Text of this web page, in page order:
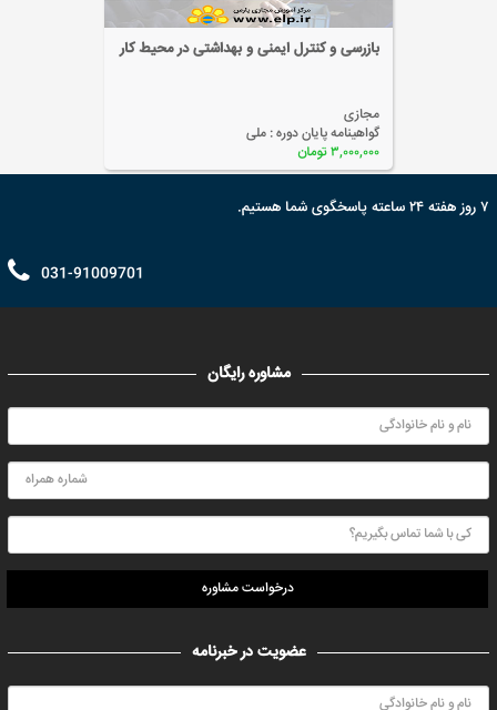
مدیریت کیفیت در اتوماسیون
مجازی
گواهینامه پایان دوره : ملی
۲,۰۰۰,۰۰۰ تومان
۷ روز هفته ۲۴ ساعته پاسخگوی شما هستیم.
031-91009701
مشاوره رایگان
درخواست مشاوره
عضویت در خبرنامه